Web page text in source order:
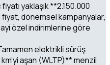
fiyatı yaklaşık **2.150.000
dönemsel kampanyalar,
özel indirimlerine göre
elektrikli sürüş
aşan (WLTP)** menzil